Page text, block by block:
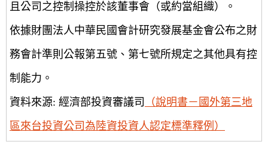
且公司之控制操控於該董事會（或約當組織）。
依據財團法人中華民國會計研究發展基金會公布之財
務會計準則公報第五號、第七號所規定之其他具有控
制能力。
資料來源: 經濟部投資審議司
（說明書－國外第三地
區來台投資公司為陸資投資人認定標準釋例）